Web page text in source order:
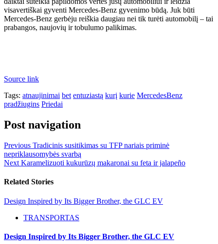
visavertiškai gyventi Mercedes-Benz gyvenimo būdą. Juk būti
Mercedes-Benz gerbėju reiškia daugiau nei tik turėti automobilį – tai
prabangos, naujovių ir tobulumo palikimas.
Source link
Tags: atnaujinimai bet entuziastą kurį kurie MercedesBenz
pradžiugins Priedai
Post navigation
Previous Tradicinis susitikimas su TFP nariais priminė
nepriklausomybės svarbą
Next Karamelizuoti kukurūzų makaronai su feta ir jalapeño
Related Stories
Design Inspired by Its Bigger Brother, the GLC EV
TRANSPORTAS
Design Inspired by Its Bigger Brother, the GLC EV